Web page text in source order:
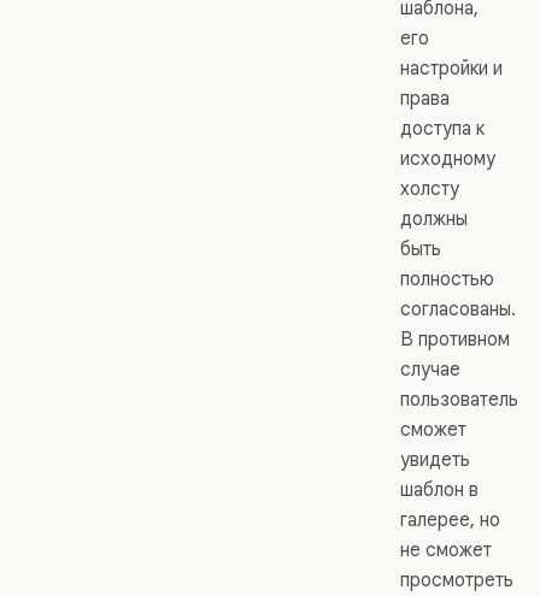
шаблона,
его
настройки и
права
доступа к
исходному
холсту
должны
быть
полностью
согласованы.
В противном
случае
пользователь
сможет
увидеть
шаблон в
галерее, но
не сможет
просмотреть